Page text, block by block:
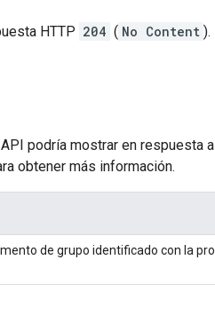
HTTP 204 ( No Content ).
podría mostrar en respuesta
obtener más información.
de grupo identificado con la